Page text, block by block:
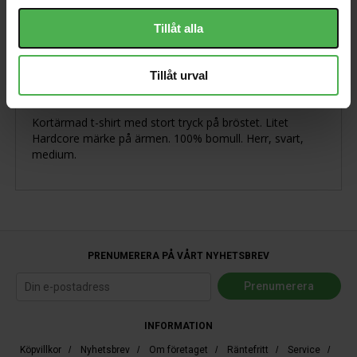
Tillåt alla
Tillåt urval
Produktbeskrivning
Kortärmad t-shirt med stort tryck på bröstet. Litet
Hardcore märke på ärmen. 100% bomull. Herr, svart,
medium.
PRENUMERERA PÅ VÅRT NYHETSBREV
INFORMATION
Köpvillkor / Nyhetsbrev / Om företaget / Räntefritt / Service /